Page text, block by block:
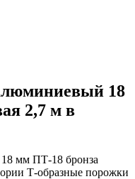
18
2,7 м в
мм ПТ-18 бронза
Т-образные порожки